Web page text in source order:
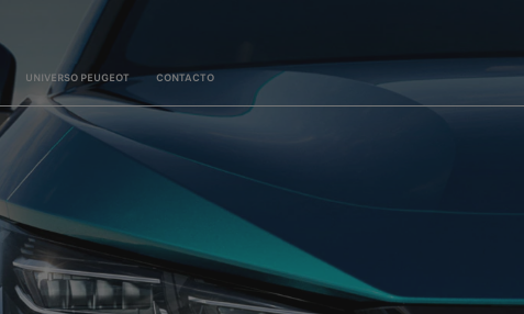
UNIVERSO PEUGEOT CONTACTO